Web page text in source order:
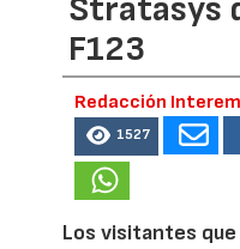
Stratasys
F123
Redacción
1527
Los visitantes